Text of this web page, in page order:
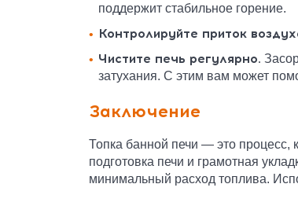
поддержит стабильное горение.
Контролируйте приток
Чистите печь регулярно.
затухания. С этим вам может
Заключение
Топка банной печи — это процесс,
подготовка печи и грамотная
минимальный расход топлива.